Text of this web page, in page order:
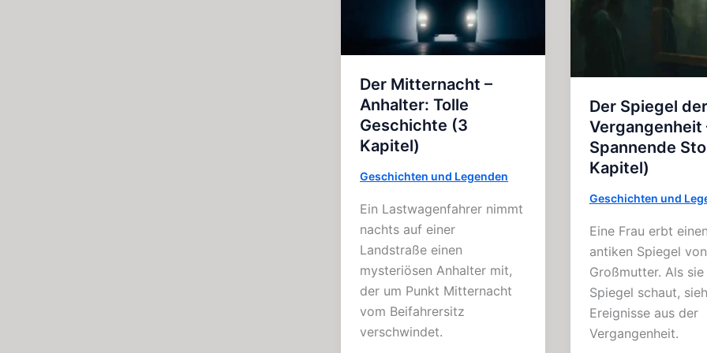
Horror
Der Mitternacht –
Anhalter: Tolle
Geschichte (3
Kapitel)
Geschichten und Legenden
Ein Lastwagenfahrer nimmt
nachts auf einer
Landstraße einen
mysteriösen Anhalter mit,
der um Punkt Mitternacht
vom Beifahrersitz
verschwindet.
Der Spiegel der
Vergangenheit
Spannende
Kapitel)
Geschichten und
Eine Frau erbt einen
antiken Spiegel
Großmutter. Als sie
Spiegel schaut,
Ereignisse aus der
Vergangenheit.